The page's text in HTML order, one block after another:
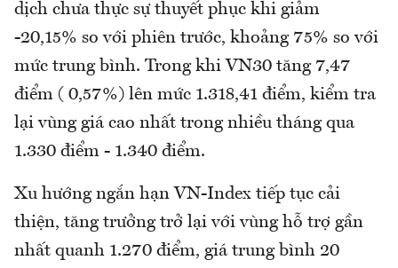
dịch chưa thực sự thuyết phục khi giảm
-20,15% so với phiên trước, khoảng 75% so với
mức trung bình. Trong khi VN30 tăng 7,47
điểm ( 0,57%) lên mức 1.318,41 điểm, kiểm tra
lại vùng giá cao nhất trong nhiều tháng qua
1.330 điểm - 1.340 điểm.
Xu hướng ngắn hạn VN-Index tiếp tục cải
thiện, tăng trưởng trở lại với vùng hỗ trợ gần
nhất quanh 1.270 điểm, giá trung bình 20